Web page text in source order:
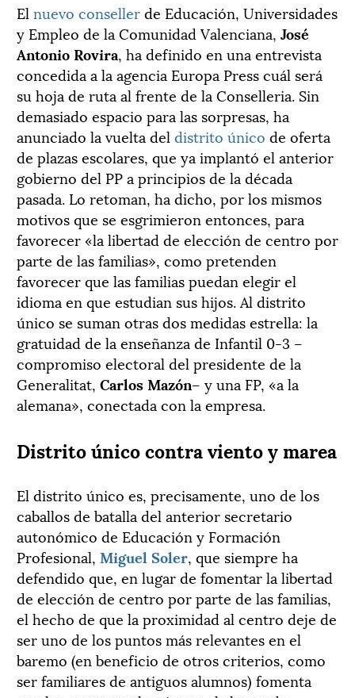
El nuevo consellerde Educación, Universidades
y Empleo de la Comunidad Valenciana, José
Antonio Rovira, ha definido en una entrevista
concedida a la agencia Europa Press cuál será
su hoja de ruta al frente de la Conselleria. Sin
demasiado espacio para las sorpresas, ha
anunciado la vuelta del distrito único de oferta
de plazas escolares, que ya implantó el anterior
gobierno del PP a principios de la década
pasada. Lo retoman, ha dicho, por los mismos
motivos que se esgrimieron entonces, para
favorecer «la libertad de elección de centro por
parte de las familias», como pretenden
favorecer que las familias puedan elegir el
idioma en que estudian sus hijos. Al distrito
único se suman otras dos medidas estrella: la
gratuidad de la enseñanza de Infantil 0-3 –
compromiso electoral del presidente de la
Generalitat, Carlos Mazón– y una FP, «a la
alemana», conectada con la empresa.
Distrito único contra viento y marea
El distrito único es, precisamente, uno de los
caballos de batalla del anterior secretario
autonómico de Educación y Formación
Profesional, Miguel Soler, que siempre ha
defendido que, en lugar de fomentar la libertad
de elección de centro por parte de las familias,
el hecho de que la proximidad al centro deje de
ser uno de los puntos más relevantes en el
baremo (en beneficio de otros criterios, como
ser familiares de antiguos alumnos) fomenta